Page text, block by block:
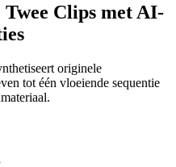
Clips met AI-
originele
tot één vloeiende sequentie